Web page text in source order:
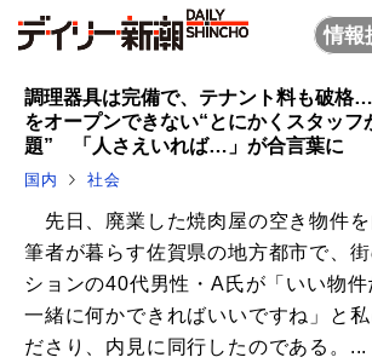
情報
調理器具は完備で、テナント料も破格
をオープンできない“とにかくスタッフ
題” 「人さえいれば…」が合言葉に
国内 社会
先日、廃業した焼肉屋の空き物件を
筆者が暮らす佐賀県の地方都市で、
ションの40代男性・A氏が「いい物件
一緒に何かできればいいですね」と私
ださり、内見に同行したのである。...